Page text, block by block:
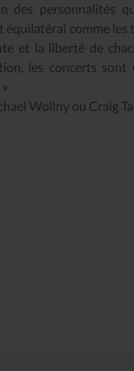
des personnalités
comme les
et la liberté de
les concerts sont
Wollny ou Craig